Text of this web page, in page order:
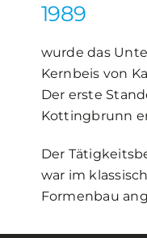
1989
wurde das
Kernbeis von
Der erste
Kottingbrunn
Der
war im
Formenbau